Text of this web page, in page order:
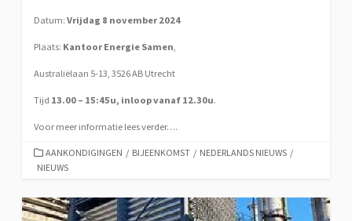
Datum: Vrijdag 8 november 2024
Plaats: Kantoor Energie Samen
Australiëlaan 5-13, 3526 AB Utrecht
Tijd 13.00 – 15:45u, inloop vanaf 12.30u.
Voor meer informatie lees verder….
CATEGORIEËN
AANKONDIGINGEN / BIJEENKOMST / NEDERLANDS NIEUWS /
NIEUWS